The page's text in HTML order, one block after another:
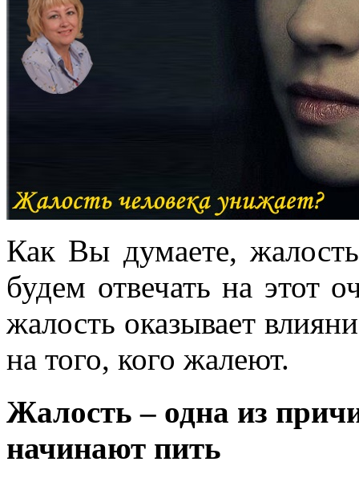
Как Вы думаете,
будем отвечать на этот
жалость оказывает
на того, кого жалеют.
Жалость – одна из
начинают пить